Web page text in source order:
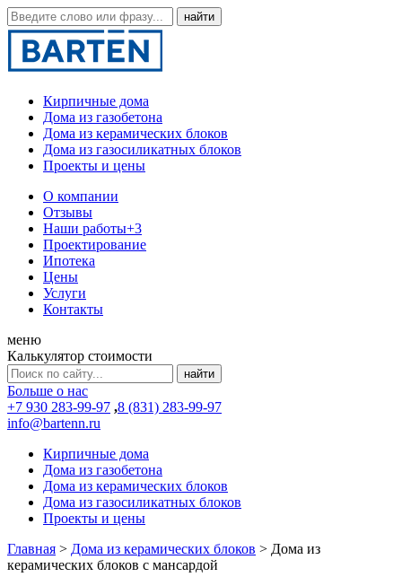
Кирпичные дома
Дома из газобетона
Дома из керамических блоков
Дома из газосиликатных блоков
Проекты и цены
О компании
Отзывы
Наши работы+3
Проектирование
Ипотека
Цены
Услуги
Контакты
меню
Калькулятор стоимости
Больше о нас
+7 930 283-99-97 ,8 (831) 283-99-97
info@bartenn.ru
Кирпичные дома
Дома из газобетона
Дома из керамических блоков
Дома из газосиликатных блоков
Проекты и цены
Главная > Дома из керамических блоков > Дома из
керамических блоков с мансардой